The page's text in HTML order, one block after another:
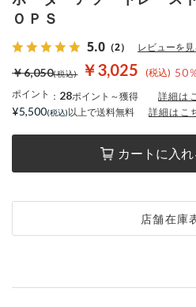
ＯＰＳ
5.0 （2） レビューを見
￥3,025 50
￥6,050
ポイント ： 28ポイント～獲得 詳細は
カートに入れ
店舗在庫
¥5,500 以上で送料無料 詳細はこ